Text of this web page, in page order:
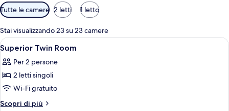
Filtri
disponibili
per
le
camere
Tutte le camere 2 letti 1 letto
Stai visualizzando 23 su 23 camere
Apri
tutte
le
foto
per
Superior
Una camera d'albergo con un letto,
1
Superior Twin Room
Per 2 persone
2 letti singoli
Wi-Fi gratuito
Scopri di più
Altri